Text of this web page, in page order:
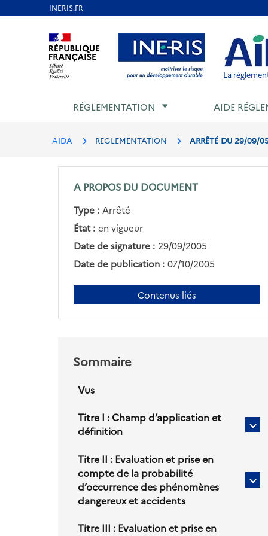
Aller au contenu Aller au menu Aller au
La
RÉGLEMENTATION AIDE
AIDA REGLEMENTATION ARRÊTÉ DU 29/09/
A PROPOS DU DOCUMENT
Type : Arrêté
État : en vigueur
Date de signature : 29/09/2005
Date de publication : 07/10/2005
Contenus liés
Sommaire
Vus
Titre I : Champ d’application et
définition
I :
Titre II : Evaluation et prise en
compte de la probabilité
d’occurrence des phénomènes
dangereux et accidents
Titre III : Evaluation et prise en